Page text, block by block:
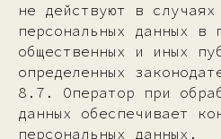
не действуют в случаях
персональных данных в
общественных и иных
определенных
8.7. Оператор при
данных обеспечивает
персональных данных.